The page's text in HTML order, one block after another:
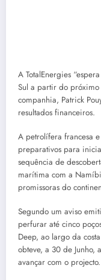
A TotalEnergies
Sul a partir do próximo
companhia, Patrick
resultados financeiros.
A petrolífera francesa
preparativos para
sequência de
marítima com a
promissoras do
Segundo um aviso
perfurar até cinco
Deep, ao largo da
obteve, a 30 de Junho,
avançar com o projecto.